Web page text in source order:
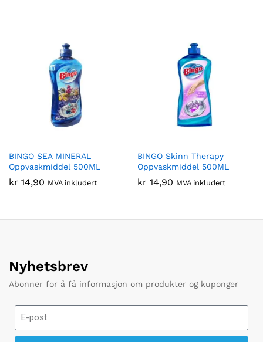
BINGO SEA MINERAL
Oppvaskmiddel 500ML
kr 14,90 MVA inkludert
BINGO Skinn Therapy
Oppvaskmiddel 500ML
kr 14,90 MVA inkludert
Nyhetsbrev
Abonner for å få informasjon om produkter og kuponger